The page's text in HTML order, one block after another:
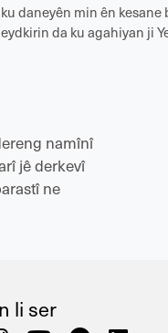
daneyên min ên kesane
da ku agahiyan ji
namînî
jê derkevî
ne
li ser